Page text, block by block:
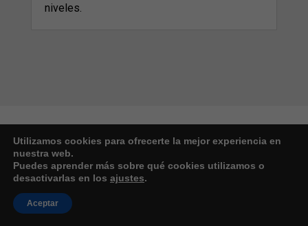
niveles.
¡ENVÍOS DESDE EE.UU. A
CUALQUIER DESTINO! 🚀📦
Utilizamos cookies para ofrecerte la mejor experiencia en
nuestra web.
Puedes aprender más sobre qué cookies utilizamos o
desactivarlas en los ajustes.
Aceptar